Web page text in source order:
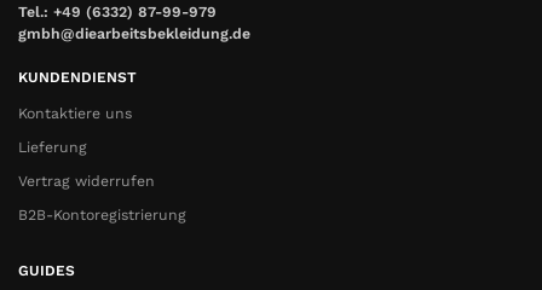
Tel.: +49 (6332) 87-99-979
gmbh@diearbeitsbekleidung.de
KUNDENDIENST
Kontaktiere uns
Lieferung
Vertrag widerrufen
B2B-Kontoregistrierung
GUIDES